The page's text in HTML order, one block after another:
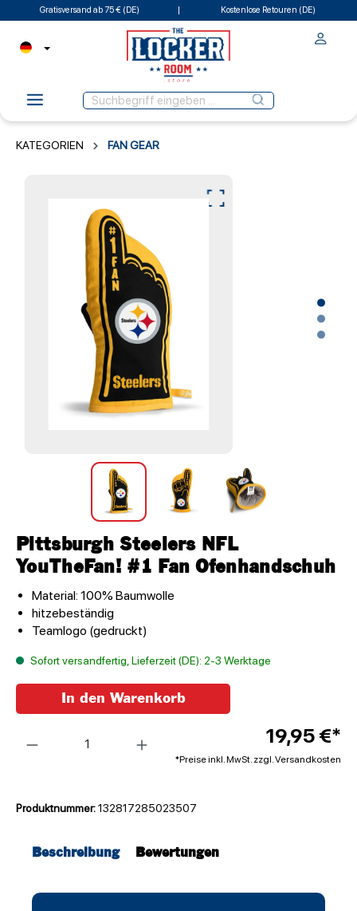
Gratisversand ab 75 € (DE) Kostenlose Retouren (DE)
KATEGORIEN FAN GEAR
Pittsburgh Steelers NFL
YouTheFan! #1 Fan Ofenhandschuh
Material: 100% Baumwolle
hitzebeständig
Teamlogo (gedruckt)
Sofort versandfertig, Lieferzeit (DE): 2-3 Werktage
19,95 €*
*Preise inkl. MwSt. zzgl. Versandkosten
In den Warenkorb
Produktnummer:132817285023507
Beschreibung Bewertungen